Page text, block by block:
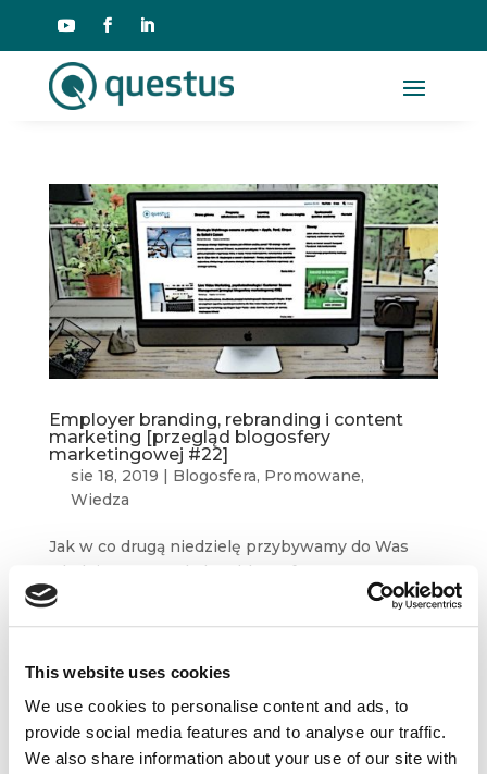
This website uses cookies
We use cookies to personalise content and ads, to
provide social media features and to analyse our traffic.
We also share information about your use of our site with
Employer branding, rebranding i content
marketing [przegląd blogosfery
marketingowej #22]
sie 18, 2019 | Blogosfera, Promowane,
Wiedza
Jak w co drugą niedzielę przybywamy do Was
z kolejnym przeglądem blogosfery
marketingowej i biznesowej. W tym tygodniu
wybraliśmy dziesięć artykułów, między innymi
Kawie, Nowy Marketing,...